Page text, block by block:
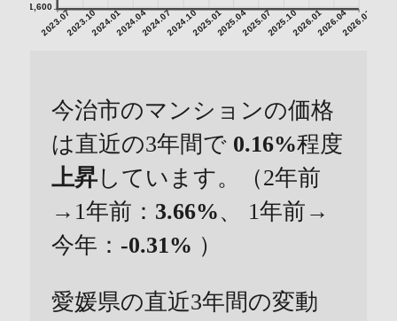
2023.072023.102024.012024.042024.072024.102025.012025.042025.072025.102026.012026.042026.07
1,600
今治市のマンションの価格
は直近の3年間で 0.16%程度
上昇しています。（2年前
→1年前： 3.66%、 1年前→
今年： -0.31% ）
愛媛県の直近3年間の変動